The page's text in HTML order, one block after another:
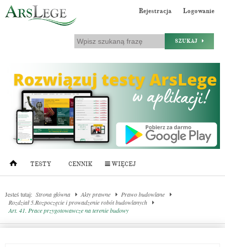
Rejestracja Logowanie
SZUKAJ
TESTY CENNIK WIĘCEJ
Jesteś tutaj: Strona główna Akty prawne
Prawo budowlane
Rozdział 5.Rozpoczęcie i prowadzenie robót budowlanych
Art. 41. Prace przygotowawcze na terenie budowy